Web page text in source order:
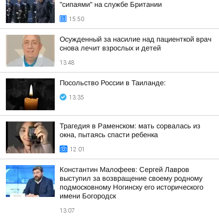
"сипаями" на службе Британии
15:50
Осужденный за насилие над пациенткой врач
снова лечит взрослых и детей
13:48
Посольство России в Таиланде:
13:35
Трагедия в Раменском: мать сорвалась из
окна, пытаясь спасти ребенка
12:01
Константин Малофеев: Сергей Лавров
выступил за возвращение своему родному
подмосковному Ногинску его исторического
имени Богородск
13:07